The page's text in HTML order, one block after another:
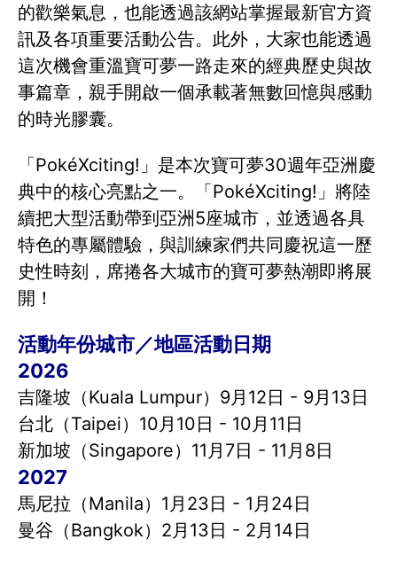
的歡樂氣息，也能透過該網站掌握最新官方資
訊及各項重要活動公告。此外，大家也能透過
這次機會重溫寶可夢一路走來的經典歷史與故
事篇章，親手開啟一個承載著無數回憶與感動
的時光膠囊。
「PokéXciting!」是本次寶可夢30週年亞洲慶
典中的核心亮點之一。「PokéXciting!」將陸
續把大型活動帶到亞洲5座城市，並透過各具
特色的專屬體驗，與訓練家們共同慶祝這一歷
史性時刻，席捲各大城市的寶可夢熱潮即將展
開！
活動年份城市／地區活動日期
2026
吉隆坡（Kuala Lumpur）9月12日 - 9月13日
台北（Taipei）10月10日 - 10月11日
新加坡（Singapore）11月7日 - 11月8日
2027
馬尼拉（Manila）1月23日 - 1月24日
曼谷（Bangkok）2月13日 - 2月14日